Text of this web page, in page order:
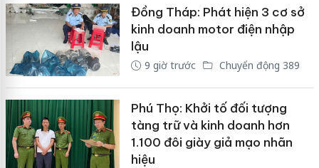
Đồng Tháp: Phát hiện 3 cơ sở
kinh doanh motor điện nhập
lậu
9 giờ trước Chuyển động 389
Phú Thọ: Khởi tố đối tượng
tàng trữ và kinh doanh hơn
1.100 đôi giày giả mạo nhãn
hiệu